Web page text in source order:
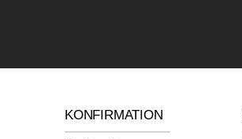
KONFIRMATION